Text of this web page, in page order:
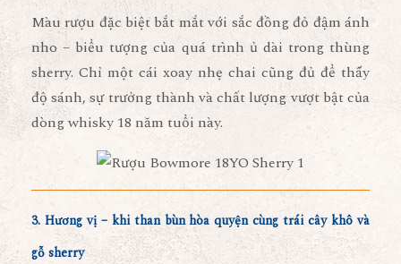
Màu rượu đặc biệt bắt mắt với sắc đồng đỏ đậm ánh
nho – biểu tượng của quá trình ủ dài trong thùng
sherry. Chỉ một cái xoay nhẹ chai cũng đủ để thấy
độ sánh, sự trưởng thành và chất lượng vượt bật của
dòng whisky 18 năm tuổi này.
3. Hương vị – khi than bùn hòa quyện cùng trái cây khô và
gỗ sherry